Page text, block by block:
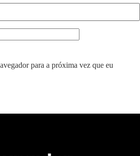
para a próxima vez que eu